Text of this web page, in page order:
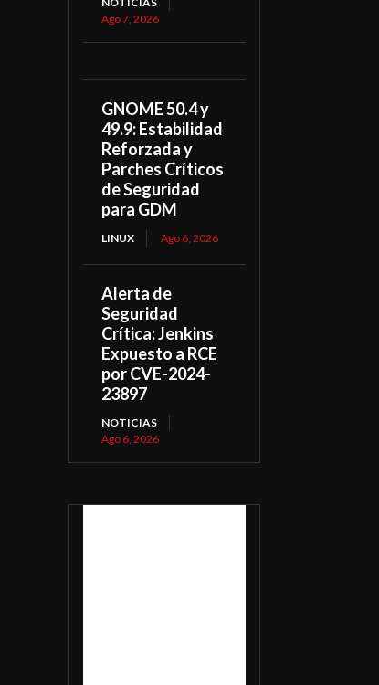
Ago 7, 2026
GNOME 50.4 y
49.9: Estabilidad
Reforzada y
Parches Críticos
de Seguridad
para GDM
LINUX Ago 6, 2026
Alerta de
Seguridad
Crítica: Jenkins
Expuesto a RCE
por CVE-2024-
23897
NOTICIAS
Ago 6, 2026